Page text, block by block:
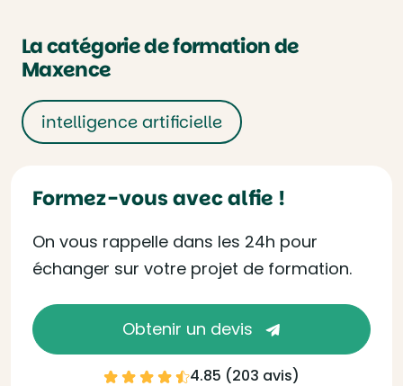
La catégorie de formation de
Maxence
intelligence artificielle
Formez-vous avec alfie !
On vous rappelle dans les 24h pour
échanger sur votre projet de formation.
Obtenir un devis
4.85 (203 avis)